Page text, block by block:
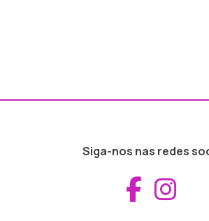
Siga-nos nas redes